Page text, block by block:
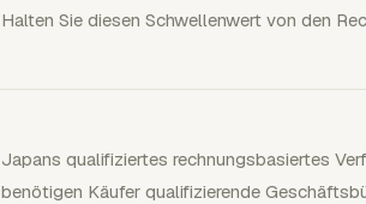
Halten Sie diesen Schwellenwert von den
Japans qualifiziertes rechnungsbasiertes
benötigen Käufer qualifizierende